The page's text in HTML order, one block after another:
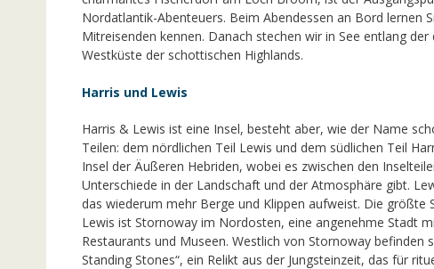
Nordatlantik-Abenteuers. Beim Abendessen an Bord lernen
Mitreisenden kennen. Danach stechen wir in See entlang der
Westküste der schottischen Highlands.
Harris und Lewis
Harris & Lewis ist eine Insel, besteht aber, wie der Name
Teilen: dem nördlichen Teil Lewis und dem südlichen Teil
Insel der Äußeren Hebriden, wobei es zwischen den
Unterschiede in der Landschaft und der Atmosphäre gibt.
das wiederum mehr Berge und Klippen aufweist. Die größte
Lewis ist Stornoway im Nordosten, eine angenehme Stadt
Restaurants und Museen. Westlich von Stornoway befinden
Standing Stones“, ein Relikt aus der Jungsteinzeit, das für